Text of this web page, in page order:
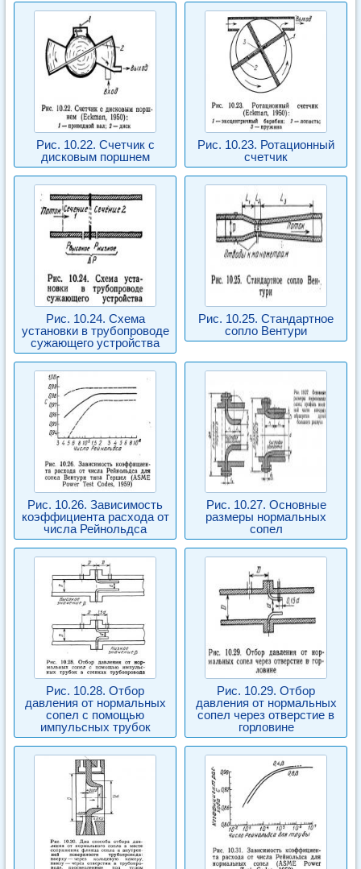
Рис. 10.22. Счетчик с
дисковым поршнем
Рис. 10.23. Ротационный
счетчик
Рис. 10.24. Схема
установки в трубопроводе
сужающего устройства
Рис. 10.25. Стандартное
сопло Вентури
Рис. 10.26. Зависимость
коэффициента расхода от
числа Рейнольдса
Рис. 10.27. Основные
размеры нормальных
сопел
Рис. 10.28. Отбор
давления от нормальных
сопел с помощью
импульсных трубок
Рис. 10.29. Отбор
давления от нормальных
сопел через отверстие в
горловине